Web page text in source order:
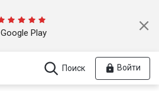
Play
Поиск Войти